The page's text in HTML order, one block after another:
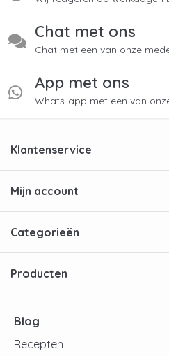
Chat met ons
Chat met een van onze
App met ons
Whats-app met een van
Klantenservice
Mijn account
Categorieën
Producten
Blog
Recepten